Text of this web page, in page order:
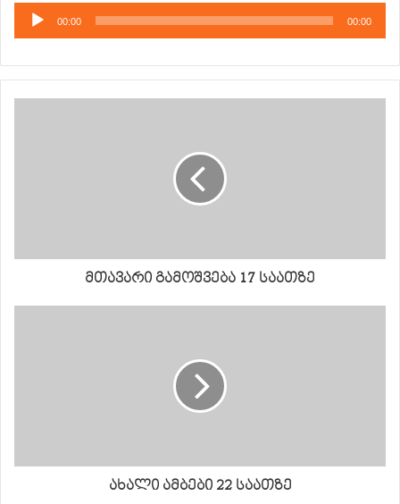
აუდიო
დამკვრელი
00:00 00:00
მთავარი გამოშვება 17 საათზე
ახალი ამბები 22 საათზე